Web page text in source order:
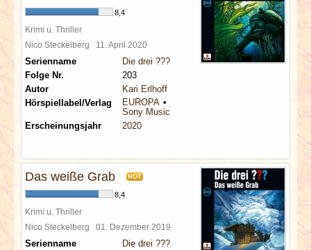
8,4
Krimi u. Thriller
Nico Steckelberg 11. April 2020
Serienname
Die drei ???
Folge Nr.
203
Autor
Kari Erlhoff
Hörspiellabel/Verlag
EUROPA
Sony Music
Erscheinungsjahr
2020
Das weiße Grab HOT
8,4
Krimi u. Thriller
Nico Steckelberg 01. Dezember 2019
Serienname
Die drei ???